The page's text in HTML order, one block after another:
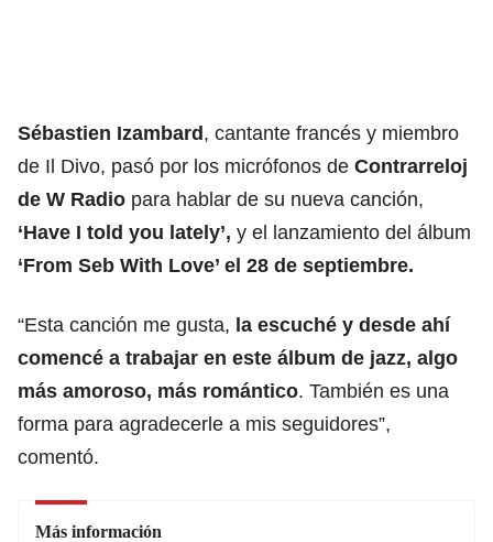
Sébastien Izambard, cantante francés y miembro
de Il Divo, pasó por los micrófonos de Contrarreloj
de W Radio para hablar de su nueva canción,
‘Have I told you lately’, y el lanzamiento del álbum
‘From Seb With Love’ el 28 de septiembre.
“Esta canción me gusta, la escuché y desde ahí
comencé a trabajar en este álbum de jazz, algo
más amoroso, más romántico. También es una
forma para agradecerle a mis seguidores”,
comentó.
Más información